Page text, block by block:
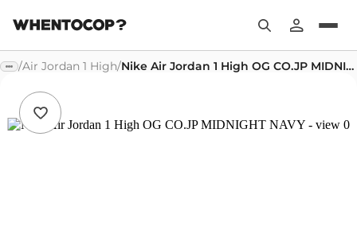
/Air Jordan 1 High/ Nike Air Jordan 1 High OG CO.JP MIDNIGHT NAVY